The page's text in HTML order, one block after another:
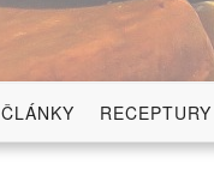
ČLÁNKY RECEPTURY